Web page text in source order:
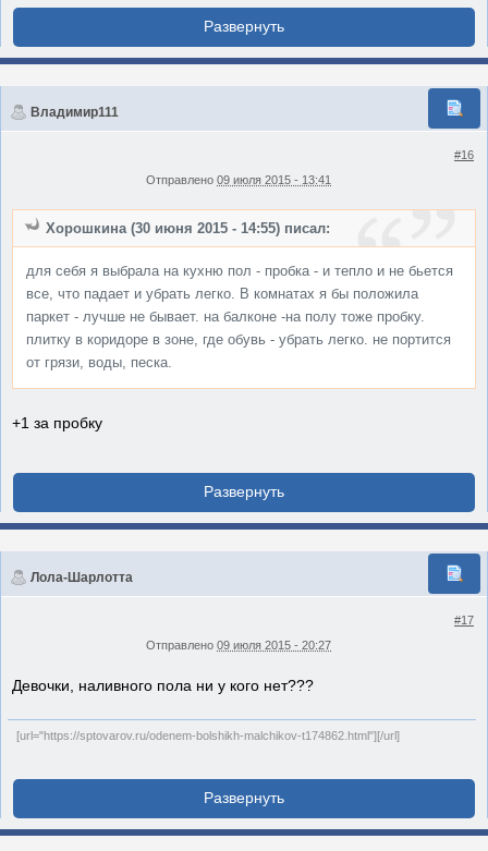
Владимир111
#16
Отправлено 09 июля 2015 - 13:41
Хорошкина (30 июня 2015 - 14:55) писал:
для себя я выбрала на кухню пол - пробка - и тепло и не бьется
все, что падает и убрать легко. В комнатах я бы положила
паркет - лучше не бывает. на балконе -на полу тоже пробку.
плитку в коридоре в зоне, где обувь - убрать легко. не портится
от грязи, воды, песка.
+1 за пробку
Лола-Шарлотта
#17
Отправлено 09 июля 2015 - 20:27
Девочки, наливного пола ни у кого нет???
[url="https://sptovarov.ru/odenem-bolshikh-malchikov-t174862.html"][/url]